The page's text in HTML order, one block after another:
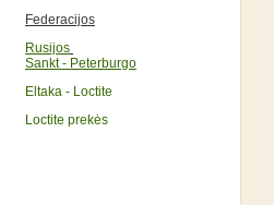
Federacijos
Rusijos
Sankt - Peterburgo
Eltaka - Loctite
Loctite prekės